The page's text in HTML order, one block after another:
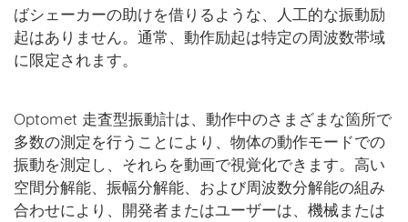
ばシェーカーの助けを借りるような、人工的な振動励
起はありません。通常、動作励起は特定の周波数帯域
に限定されます。
Optomet 走査型振動計は、動作中のさまざまな箇所で
多数の測定を行うことにより、物体の動作モードでの
振動を測定し、それらを動画で視覚化できます。高い
空間分解能、振幅分解能、および周波数分解能の組み
合わせにより、開発者またはユーザーは、機械または